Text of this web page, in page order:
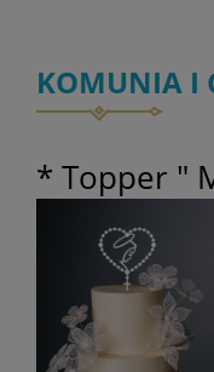
KOMUNIA I
* Topper "